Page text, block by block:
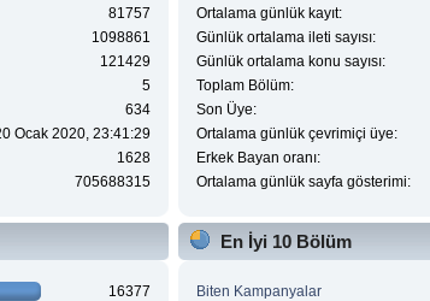
81757
1098861
121429
5
634
Ocak 2020, 23:41:29
1628
705688315
Ortalama günlük kayıt:
Günlük ortalama ileti sayısı:
Günlük ortalama konu sayısı:
Toplam Bölüm:
Son Üye:
Ortalama günlük çevrimiçi üye:
Erkek Bayan oranı:
Ortalama günlük sayfa gösterimi:
16377
En İyi 10 Bölüm
Biten Kampanyalar